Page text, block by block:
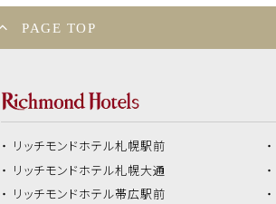
PAGE TOP
リッチモンドホテル札幌駅前
リッチモンドホテル札幌大通
リッチモンドホテル帯広駅前